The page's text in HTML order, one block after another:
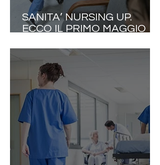
SANITA’ NURSING UP.
ECCO IL PRIMO MAGGIO
7MILA PROFESSIONISTI IN
FUGA ALL’ESTERO OGNI
ANNO E STIPENDI DEL 20%
INFERIORI ALLA MEDIA UE!